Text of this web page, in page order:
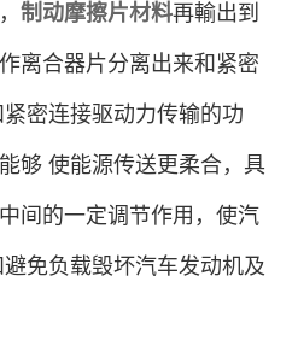
制动摩擦片材料再輸出到
离合器片分离出来和紧密
密连接驱动力传输的功
够 使能源传送更柔合，具
间的一定调节作用，使汽
免负载毁坏汽车发动机及